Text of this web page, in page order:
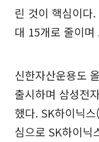
린 것이 핵심이다
대 15개로 줄이
신한자산운용도
출시하며 삼성전
했다. SK하이닉
심으로 SK하이